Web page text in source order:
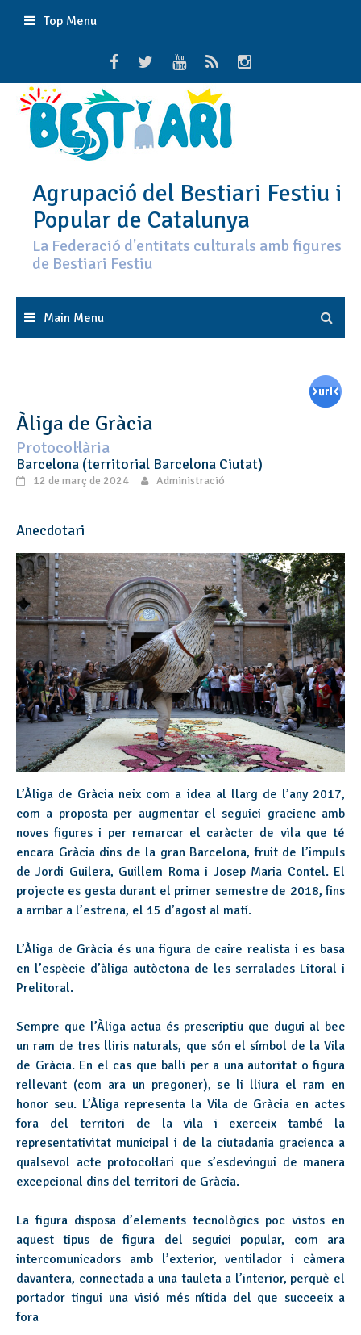
Top Menu
Agrupació del Bestiari Festiu i
Popular de Catalunya
La Federació d'entitats culturals amb figures
de Bestiari Festiu
Main Menu
Àliga de Gràcia
Protocol·lària
Barcelona (territorial Barcelona Ciutat)
12 de març de 2024 Administració
Anecdotari
L’Àliga de Gràcia neix com a idea al llarg de l’any 2017,
com a proposta per augmentar el seguici gracienc amb
noves figures i per remarcar el caràcter de vila que té
encara Gràcia dins de la gran Barcelona, fruit de l’impuls
de Jordi Guilera, Guillem Roma i Josep Maria Contel. El
projecte es gesta durant el primer semestre de 2018, fins
a arribar a l’estrena, el 15 d’agost al matí.
L’Àliga de Gràcia és una figura de caire realista i es basa
en l’espècie d’àliga autòctona de les serralades Litoral i
Prelitoral.
Sempre que l’Àliga actua és prescriptiu que dugui al bec
un ram de tres lliris naturals, que són el símbol de la Vila
de Gràcia. En el cas que balli per a una autoritat o figura
rellevant (com ara un pregoner), se li lliura el ram en
honor seu. L’Àliga representa la Vila de Gràcia en actes
fora del territori de la vila i exerceix també la
representativitat municipal i de la ciutadania gracienca a
qualsevol acte protocol·lari que s’esdevingui de manera
excepcional dins del territori de Gràcia.
La figura disposa d’elements tecnològics poc vistos en
aquest tipus de figura del seguici popular, com ara
intercomunicadors amb l’exterior, ventilador i càmera
davantera, connectada a una tauleta a l’interior, perquè el
portador tingui una visió més nítida del que succeeix a
fora